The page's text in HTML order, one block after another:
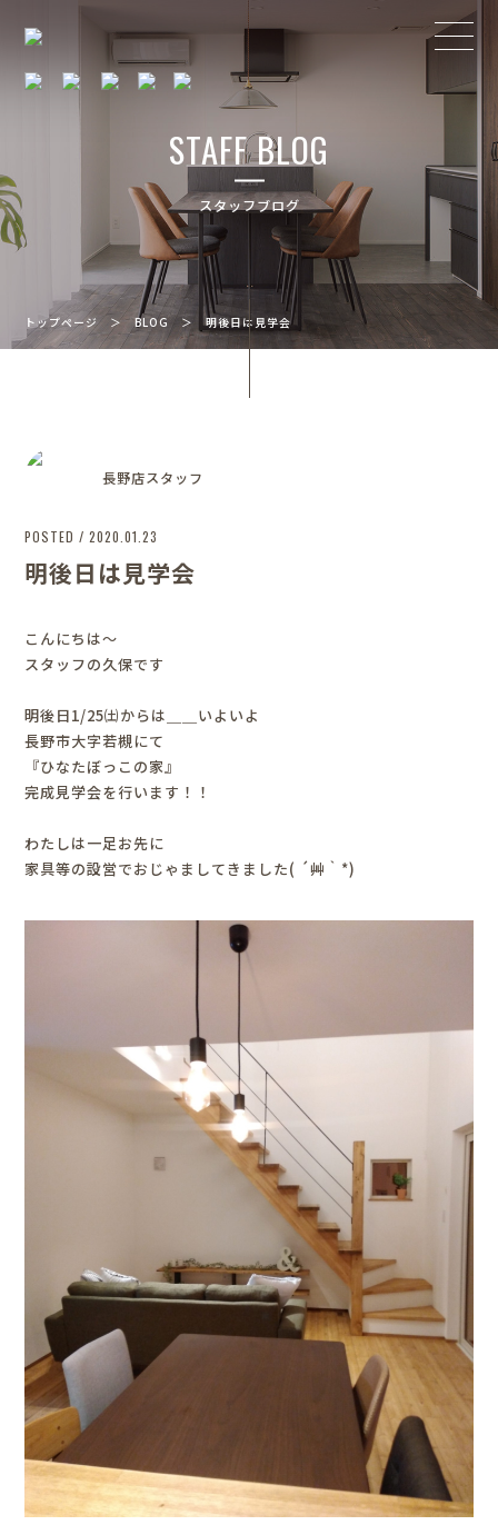
STAFF BLOG
スタッフブログ
トップページ ＞BLOG ＞明後日は見学会
長野店スタッフ
POSTED / 2020.01.23
明後日は見学会
こんにちは～
スタッフの久保です
明後日1/25㈯からは＿＿いよいよ
長野市大字若槻にて
『ひなたぼっこの家』
完成見学会を行います！！
わたしは一足お先に
家具等の設営でおじゃましてきました( ´艸｀*)